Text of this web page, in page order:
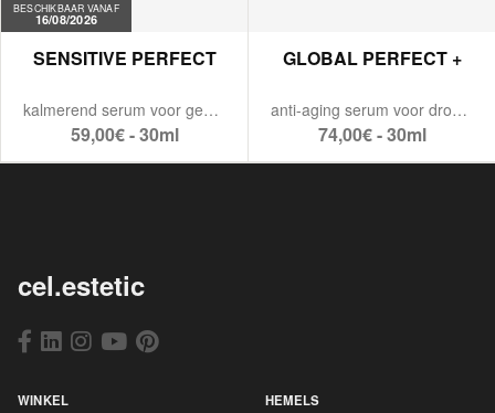
BESCHIKBAAR VANAF
16/08/2026
SENSITIVE PERFECT
kalmerend serum voor gevoelige huid.
59,00€ - 30ml
GLOBAL PERFECT +
anti-aging serum voor droge huid.
74,00€ - 30ml
cel.estetic
WINKEL HEMELS